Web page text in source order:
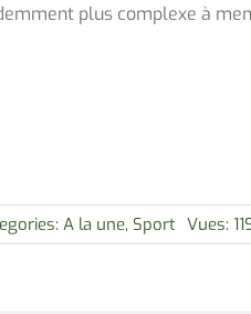
plus complexe à
A la une, Sport Vues: